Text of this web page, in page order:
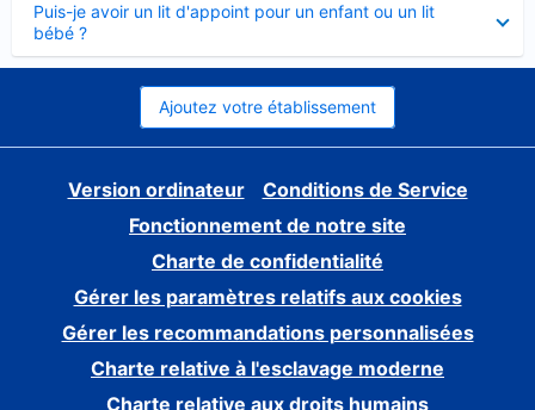
Puis-je avoir un lit d'appoint pour un enfant ou un lit
bébé ?
fermé
Ajoutez votre établissement
Version ordinateur
Conditions de Service
Fonctionnement de notre site
Charte de confidentialité
Gérer les paramètres relatifs aux cookies
Gérer les recommandations personnalisées
Charte relative à l'esclavage moderne
Charte relative aux droits humains